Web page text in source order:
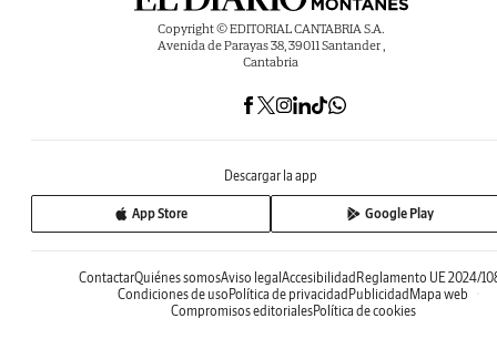
Copyright © EDITORIAL CANTABRIA S.A.
Avenida de Parayas 38, 39011 Santander ,
Cantabria
Descargar la app
App Store Google Play
ContactarQuiénes somosAviso legalAccesibilidadReglamento UE 2024/
Condiciones de usoPolítica de privacidadPublicidadMapa web
Compromisos editorialesPolítica de cookies